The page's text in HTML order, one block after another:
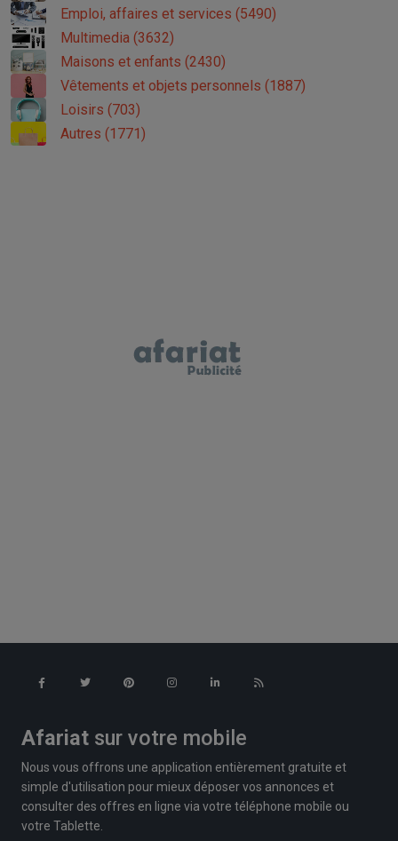
Emploi, affaires et services (5490)
Multimedia (3632)
Maisons et enfants (2430)
Vêtements et objets personnels (1887)
Loisirs (703)
Autres (1771)
Afariat sur votre mobile
Nous vous offrons une application entièrement gratuite et
simple d'utilisation pour mieux déposer vos annonces et
consulter des offres en ligne via votre téléphone mobile ou
votre Tablette.